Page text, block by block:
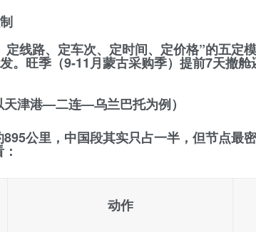
定线路、定车次、定时间、定价格”的五定
。旺季（9-11月蒙古采购季） 提前7天撤舱
津港—二连—乌兰巴托为例）
公里，中国段其实只占一半，但节点最
动作